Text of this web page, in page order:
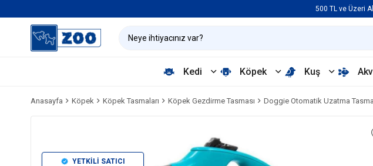
500 TL ve Üzeri
Kedi Köpek Kuş
Anasayfa Köpek Köpek Tasmaları Köpek Gezdirme Tasması Doggie Otomatik Uzatma
YETKİLİ SATICI